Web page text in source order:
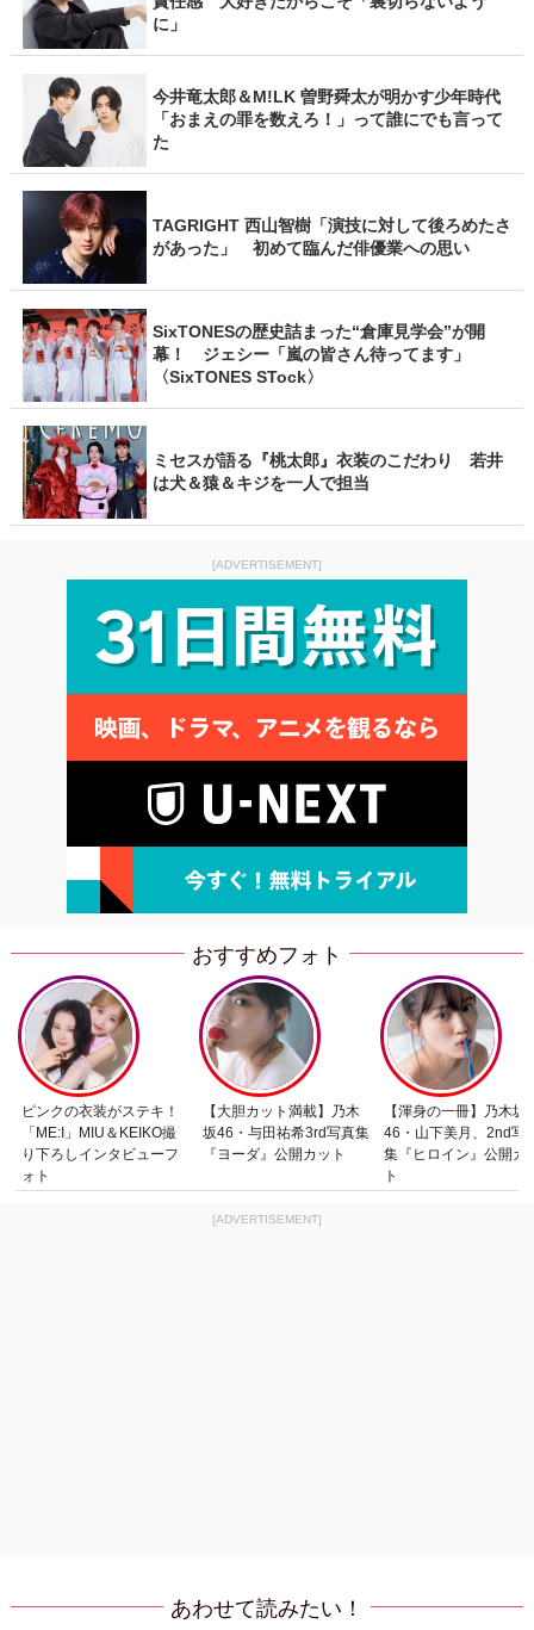
に」
今井竜太郎＆M!LK 曽野舜太が明かす少年時代
「おまえの罪を数えろ！」って誰にでも言って
た
TAGRIGHT 西山智樹「演技に対して後ろめたさ
があった」 初めて臨んだ俳優業への思い
SixTONESの歴史詰まった“倉庫見学会”が開
幕！ ジェシー「嵐の皆さん待ってます」
〈SixTONES STock〉
ミセスが語る『桃太郎』衣装のこだわり 若井
は犬＆猿＆キジを一人で担当
[ADVERTISEMENT]
おすすめフォト
ピンクの衣装がステキ！
「ME:I」MIU＆KEIKO撮
り下ろしインタビューフ
ォト
【大胆カット満載】乃木
坂46・与田祐希3rd写真集
『ヨーダ』公開カット
【渾身の一冊】乃木坂
46・山下美月、2nd写
集『ヒロイン』公開カ
ト
[ADVERTISEMENT]
あわせて読みたい！